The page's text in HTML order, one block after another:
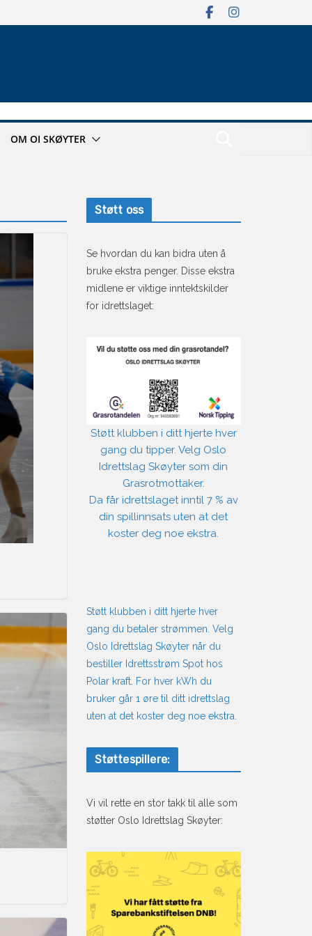
OM OI SKØYTER
Støtt oss
Se hvordan du kan bidra uten å
bruke ekstra penger. Disse ekstra
midlene er viktige inntektskilder
for idrettslaget:
Støtt klubben i ditt hjerte hver
gang du tipper. Velg Oslo
Idrettslag Skøyter som din
Grasrotmottaker.
Da får idrettslaget inntil 7 % av
din spillinnsats uten at det
koster deg noe ekstra.
Støtt klubben i ditt hjerte hver
gang du betaler strømmen. Velg
Oslo Idrettslag Skøyter når du
bestiller Idrettsstrøm Spot hos
Polar kraft. For hver kWh du
bruker går 1 øre til ditt idrettslag
uten at det koster deg noe ekstra.
Støttespillere:
Vi vil rette en stor takk til alle som
støtter Oslo Idrettslag Skøyter: